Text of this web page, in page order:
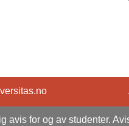
avis for og av studenter.